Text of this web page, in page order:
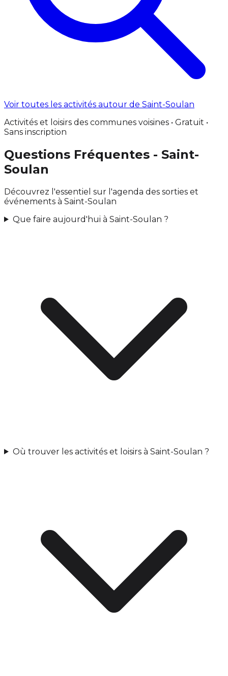
Voir toutes les activités autour de Saint-Soulan
Activités et loisirs des communes voisines • Gratuit •
Sans inscription
Questions Fréquentes - Saint-
Soulan
Découvrez l'essentiel sur l'agenda des sorties et
événements à Saint-Soulan
Que faire aujourd'hui à Saint-Soulan ?
Où trouver les activités et loisirs à Saint-Soulan ?